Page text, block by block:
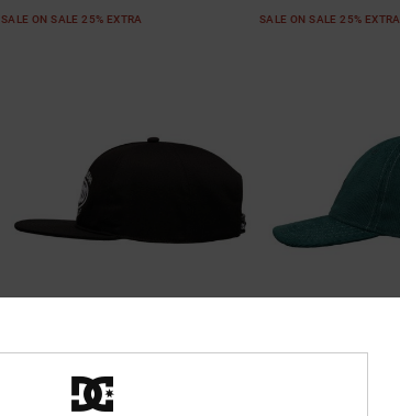
SALE ON SALE 25% EXTRA SALE ON SALE 25% EXTRA
Circle Bound
Heren Zwart Cap